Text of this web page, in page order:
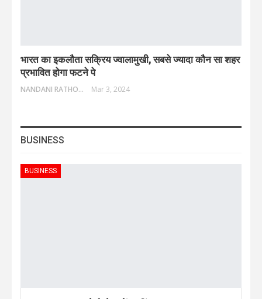
भारत का इकलौता सक्रिय ज्वालामुखी, सबसे ज्यादा कौन सा शहर
प्रभावित होगा फटने पे
NANDANI RATHORE Mar 3, 2024
BUSINESS
BUSINESS